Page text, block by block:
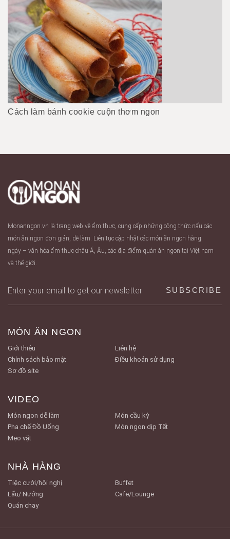
Cách làm bánh cookie cuộn thơm ngon
Monanngon.vn là trang web về ẩm thực, cung cấp những công thức nấu các
món ăn ngon đơn giản, dễ làm. Liên tục cập nhật các món ăn ngon hàng
ngày – văn hóa ẩm thực châu Á, Âu, các địa điểm quán ăn ngon tại Việt nam
và thế giới.
MÓN ĂN NGON
Giới thiệu
Liên hệ
Chính sách bảo mật
Điều khoản sử dụng
Sơ đồ site
VIDEO
Món ngon dễ làm
Món cầu kỳ
Pha chế Đồ Uống
Món ngon dịp Tết
Mẹo vặt
NHÀ HÀNG
Tiệc cưới/hội nghị
Buffet
Lẩu/ Nướng
Cafe/Lounge
Quán chay